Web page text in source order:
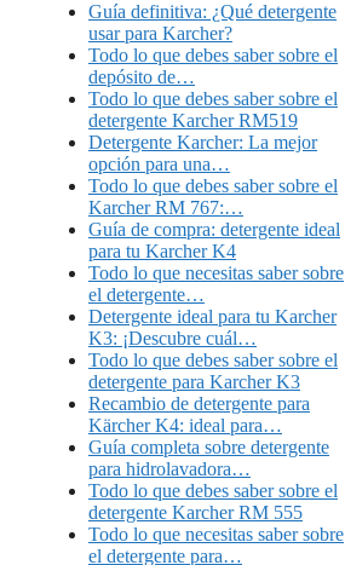
Guía definitiva: ¿Qué detergente
usar para Karcher?
Todo lo que debes saber sobre el
depósito de…
Todo lo que debes saber sobre el
detergente Karcher RM519
Detergente Karcher: La mejor
opción para una…
Todo lo que debes saber sobre el
Karcher RM 767:…
Guía de compra: detergente ideal
para tu Karcher K4
Todo lo que necesitas saber sobre
el detergente…
Detergente ideal para tu Karcher
K3: ¡Descubre cuál…
Todo lo que debes saber sobre el
detergente para Karcher K3
Recambio de detergente para
Kärcher K4: ideal para…
Guía completa sobre detergente
para hidrolavadora…
Todo lo que debes saber sobre el
detergente Karcher RM 555
Todo lo que necesitas saber sobre
el detergente para…